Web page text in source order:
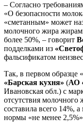
– Согласно
«О безопасности
«сметанным» может
молочного жира
более 50%, – говорит
подделками из
фальсификатом
Так, в первом образце
«Барская кухня» (АО
Ивановская обл.) с
отсутствия молочного
составила всего 14%,
нормы «не менее